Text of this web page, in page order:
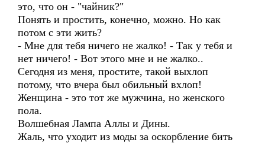
это, что он - "чайник?"
Понять и простить, конечно, можно. Но как
потом с эти жить?
- Мне для тебя ничего не жалко! - Так у тебя и
нет ничего! - Вот этого мне и не жалко..
Сегодня из меня, простите, такой выхлоп
потому, что вчера был обильный вхлоп!
Женщина - это тот же мужчина, но женского
пола.
Волшебная Лампа Аллы и Дины.
Жаль, что уходит из моды за оскорбление бить